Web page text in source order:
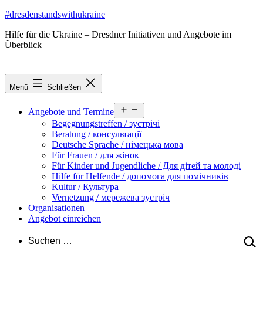
Zum
springen
#dresdenstandswithukraine
Hilfe für die Ukraine – Dresdner Initiativen und Angebote im
Überblick
Menü Schließen
Angebote und Termine
öffnen
Begegnungstreffen / зустрічі
Beratung / консультації
Deutsche Sprache / німецька мова
Für Frauen / для жінок
Für Kinder und Jugendliche / Для дітей та молоді
Hilfe für Helfende / допомога для помічників
Kultur / Культура
Vernetzung / мережева зустріч
Organisationen
Angebot einreichen
Suchen …